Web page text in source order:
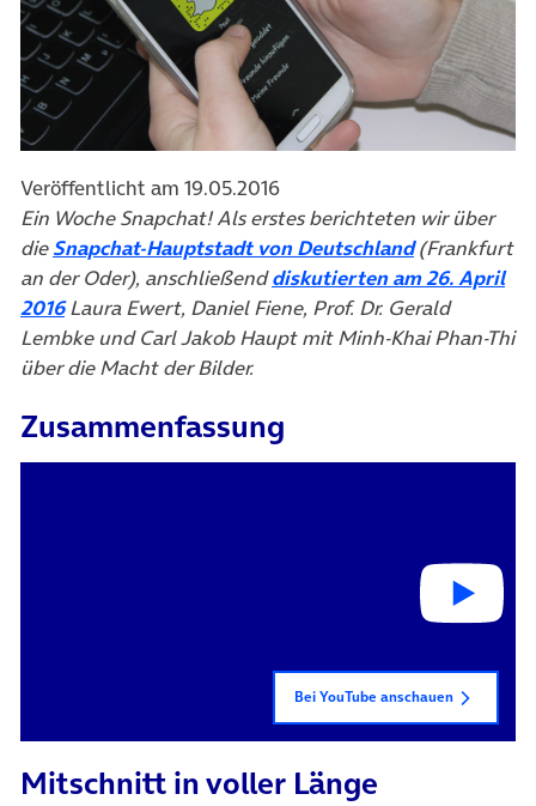
Veröffentlicht am 19.05.2016
Ein Woche Snapchat! Als erstes berichteten wir über
dieSnapchat-Hauptstadt von Deutschland(Frankfurt
an der Oder), anschließenddiskutierten am 26. April
2016Laura Ewert, Daniel Fiene, Prof. Dr. Gerald
Lembke und Carl Jakob Haupt mit Minh-Khai Phan-Thi
über die Macht der Bilder.
Zusammenfassung
Bei YouTube anschauen
Mitschnitt in voller Länge